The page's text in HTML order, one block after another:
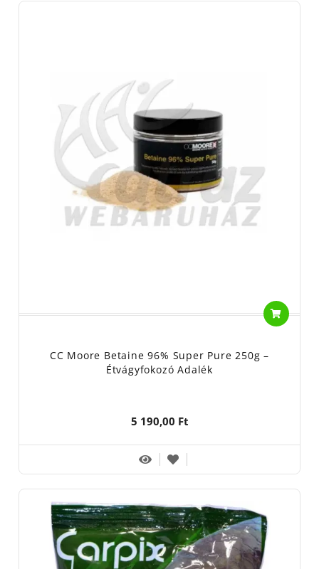
CC Moore Betaine 96% Super Pure 250g –
Étvágyfokozó Adalék
5 190,00 Ft